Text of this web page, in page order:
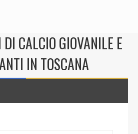
CALCIO GIOVANILE E
IN TOSCANA